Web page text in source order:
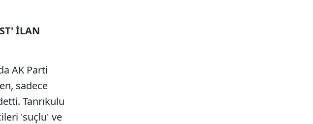
İLAN
AK Parti
sadece
Tanrıkulu
'suçlu' ve